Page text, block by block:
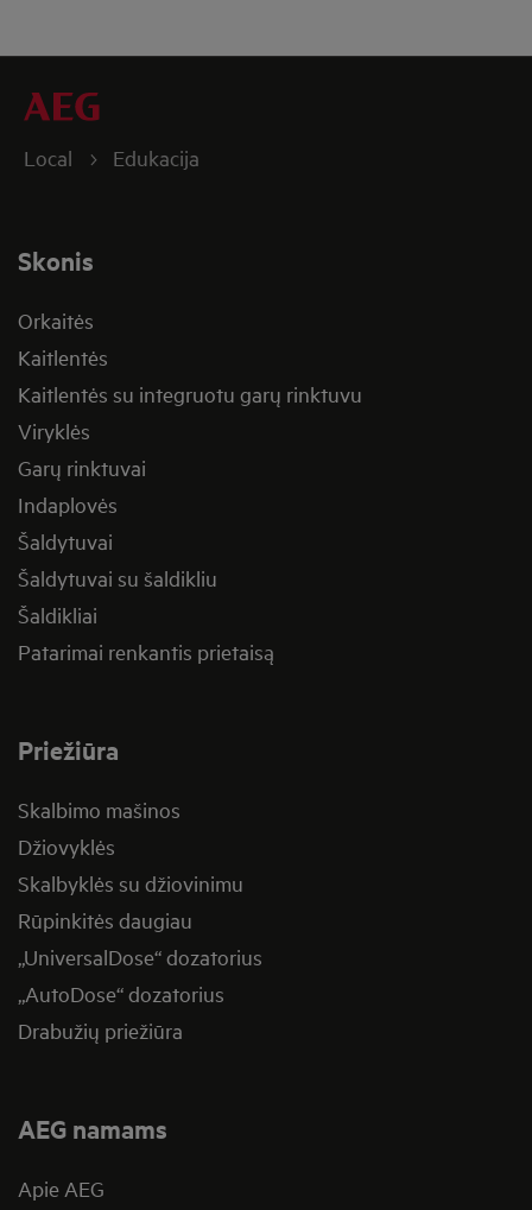
Local Edukacija
Skonis
Orkaitės
Kaitlentės
Kaitlentės su integruotu garų rinktuvu
Viryklės
Garų rinktuvai
Indaplovės
Šaldytuvai
Šaldytuvai su šaldikliu
Šaldikliai
Patarimai renkantis prietaisą
Priežiūra
Skalbimo mašinos
Džiovyklės
Skalbyklės su džiovinimu
Rūpinkitės daugiau
„UniversalDose“ dozatorius
„AutoDose“ dozatorius
Drabužių priežiūra
AEG namams
Apie AEG